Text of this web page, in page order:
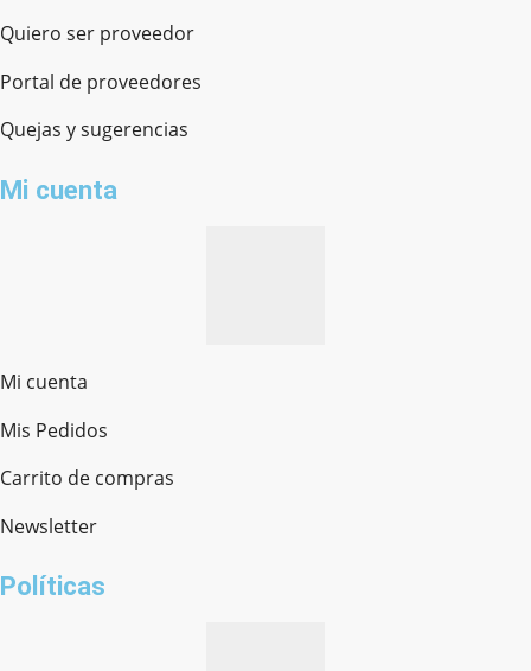
Quiero ser proveedor
Portal de proveedores
Quejas y sugerencias
Mi cuenta
Mi cuenta
Mis Pedidos
Carrito de compras
Newsletter
Políticas